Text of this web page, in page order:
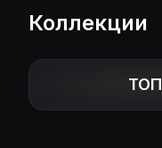
Коллекции
ТОП